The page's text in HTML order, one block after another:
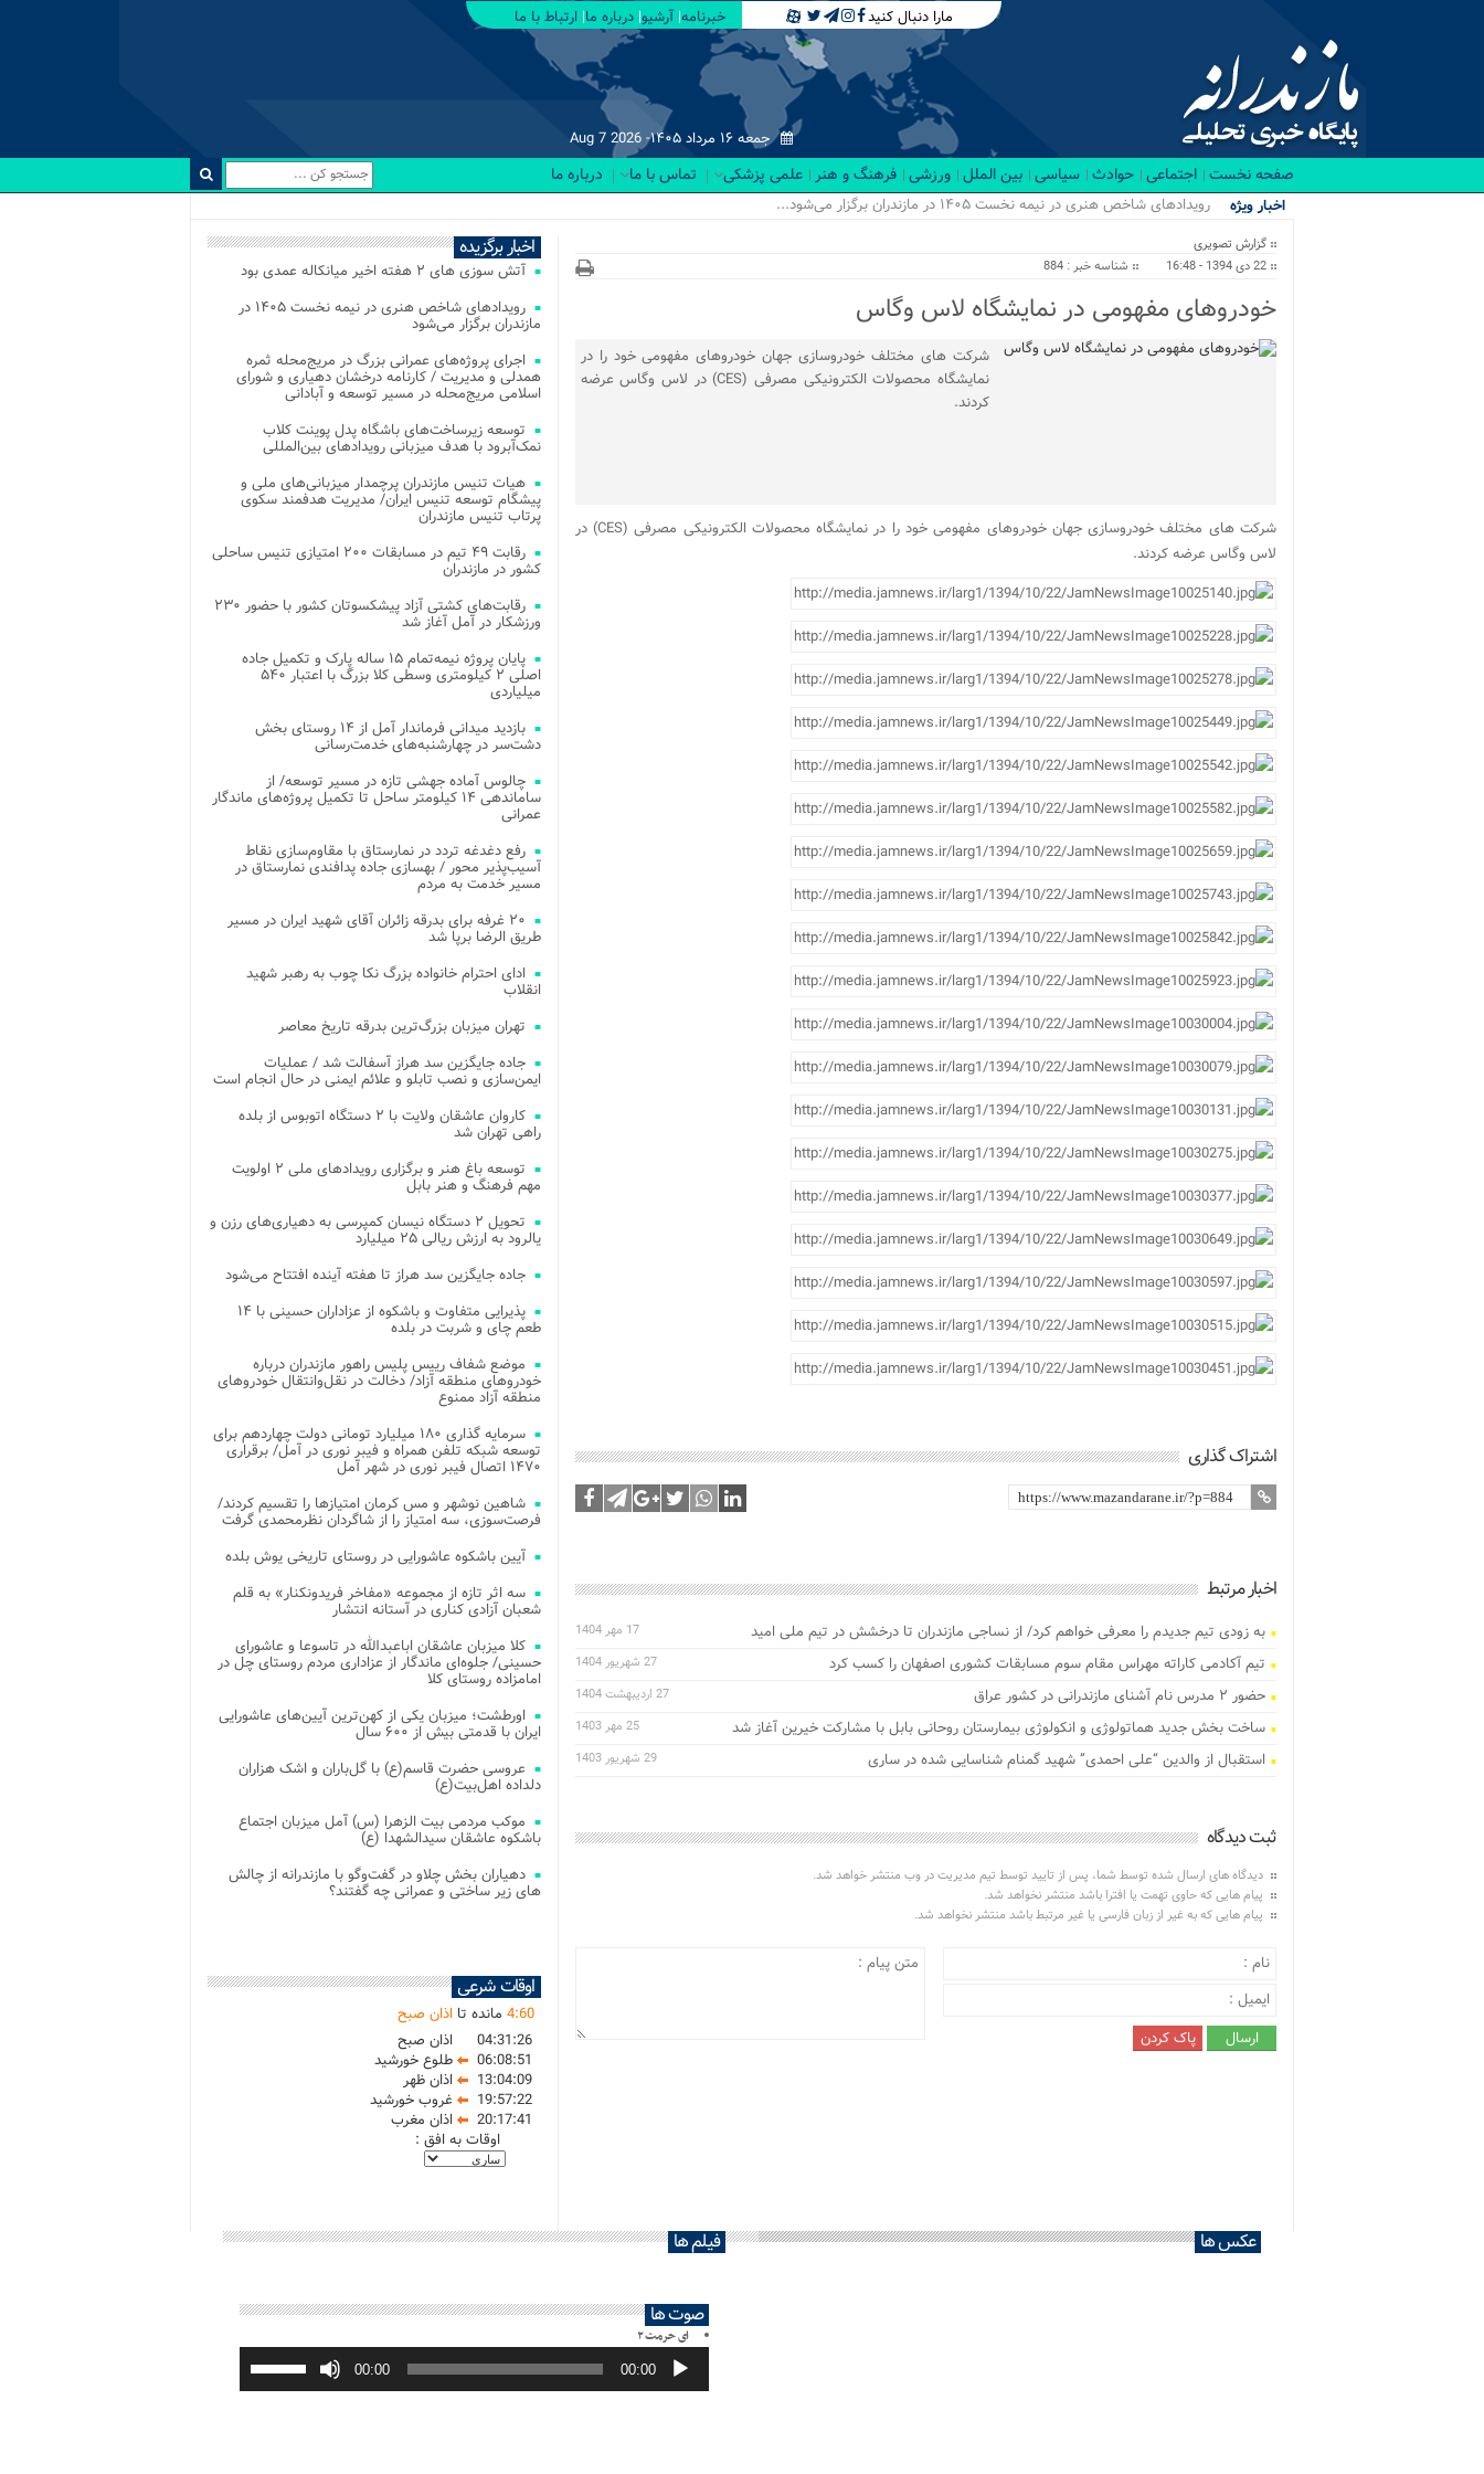
مارا دنبال کنید خبرنامه آرشیو درباره ما ارتباط با ما
جمعه ۱۶ مرداد ۱۴۰۵- Aug 7 2026
صفحه نخست اجتماعی حوادث سیاسی بین الملل ورزشی فرهنگ و هنر علمی پزشکی تماس با ما درباره ما
اخبار ویژه رویدادهای شاخص هنری در نیمه نخست ۱۴۰۵ در مازندران برگزار می‌شود...
گزارش تصویری
22 دی 1394 - 16:48
شناسه خبر : 884
خودروهای مفهومی در نمایشگاه لاس وگاس
شرکت های مختلف خودروسازی جهان خودروهای مفهومی خود را در
نمایشگاه محصولات الکترونیکی مصرفی (CES) در لاس وگاس عرضه
کردند.
شرکت های مختلف خودروسازی جهان خودروهای مفهومی خود را در نمایشگاه محصولات الکترونیکی مصرفی (CES) در
لاس وگاس عرضه کردند.
اشتراک گذاری
اخبار مرتبط
به زودی تیم جدیدم را معرفی خواهم کرد/ از نساجی مازندران تا درخشش در تیم ملی امید 17 مهر 1404
تیم آکادمی کاراته مهراس مقام سوم مسابقات کشوری اصفهان را کسب کرد 27 شهریور 1404
حضور ۲ مدرس نام آشنای مازندرانی در کشور عراق 27 اردیبهشت 1404
ساخت بخش جدید هماتولوژی و انکولوژی بیمارستان روحانی بابل با مشارکت خیرین آغاز شد 25 مهر 1403
استقبال از والدین “علی احمدی” شهید گمنام شناسایی شده در ساری 29 شهریور 1403
ثبت دیدگاه
دیدگاه های ارسال شده توسط شما، پس از تایید توسط تیم مدیریت در وب منتشر خواهد شد.
پیام هایی که حاوی تهمت یا افترا باشد منتشر نخواهد شد.
پیام هایی که به غیر از زبان فارسی یا غیر مرتبط باشد منتشر نخواهد شد.
اخبار برگزیده
آتش‌ سوزی‌ های ۲ هفته اخیر میانکاله عمدی بود
رویدادهای شاخص هنری در نیمه نخست ۱۴۰۵ در
مازندران برگزار می‌شود
اجرای پروژه‌های عمرانی بزرگ در مریج‌محله ثمره
همدلی و مدیریت / کارنامه درخشان دهیاری و شورای
اسلامی مریج‌محله در مسیر توسعه و آبادانی
توسعه زیرساخت‌های باشگاه پدل پوینت کلاب
نمک‌آبرود با هدف میزبانی رویدادهای بین‌المللی
هیات تنیس مازندران پرچمدار میزبانی‌های ملی و
پیشگام توسعه تنیس ایران/ مدیریت هدفمند سکوی
پرتاب تنیس مازندران
رقابت ۴۹ تیم در مسابقات ۲۰۰ امتیازی تنیس ساحلی
کشور در مازندران
رقابت‌های کشتی آزاد پیشکسوتان کشور با حضور ۲۳۰
ورزشکار در آمل آغاز شد
پایان پروژه نیمه‌تمام ۱۵ ساله پارک و تکمیل جاده
اصلی ۲ کیلومتری وسطی کلا بزرگ با اعتبار ۵۴۰
میلیاردی
بازدید میدانی فرماندار آمل از ۱۴ روستای بخش
دشت‌سر در چهارشنبه‌های خدمت‌رسانی
چالوس آماده جهشی تازه در مسیر توسعه/ از
ساماندهی ۱۴ کیلومتر ساحل تا تکمیل پروژه‌های ماندگار
عمرانی
رفع دغدغه تردد در نمارستاق با مقاوم‌سازی نقاط
آسیب‌پذیر محور / بهسازی جاده پدافندی نمارستاق در
مسیر خدمت به مردم
۲۰ غرفه برای بدرقه زائران آقای شهید ایران در مسیر
طریق الرضا برپا شد
ادای احترام خانواده بزرگ نکا چوب به رهبر شهید
انقلاب
تهران میزبان بزرگ‌ترین بدرقه تاریخ معاصر
جاده جایگزین سد هراز آسفالت شد / عملیات
ایمن‌سازی و نصب تابلو و علائم ایمنی در حال انجام است
کاروان عاشقان ولایت با ۲ دستگاه اتوبوس از بلده
راهی تهران شد
توسعه باغ هنر و برگزاری رویدادهای ملی ۲ اولویت
مهم فرهنگ و هنر بابل
تحویل ۲ دستگاه نیسان کمپرسی به دهیاری‌های رزن و
یالرود به ارزش ریالی ۲۵ میلیارد
جاده جایگزین سد هراز تا هفته آینده افتتاح می‌شود
پذیرایی متفاوت و باشکوه از عزاداران حسینی با ۱۴
طعم چای و شربت در بلده
موضع شفاف رییس پلیس راهور مازندران درباره
خودروهای منطقه آزاد/ دخالت در نقل‌وانتقال خودروهای
منطقه آزاد ممنوع
سرمایه گذاری ۱۸۰ میلیارد تومانی دولت چهاردهم برای
توسعه شبکه تلفن همراه و فیبر نوری در آمل/ برقراری
۱۴۷۰ اتصال فیبر نوری در شهر آمل
شاهین نوشهر و مس کرمان امتیازها را تقسیم کردند/
فرصت‌سوزی، سه امتیاز را از شاگردان نظرمحمدی گرفت
آیین باشکوه عاشورایی در روستای تاریخی یوش بلده
سه اثر تازه از مجموعه «مفاخر فریدونکنار» به قلم
شعبان آزادی کناری در آستانه انتشار
کلا میزبان عاشقان اباعبدالله در تاسوعا و عاشورای
حسینی/ جلوه‌ای ماندگار از عزاداری مردم روستای چل در
امامزاده روستای کلا
اورطشت؛ میزبان یکی از کهن‌ترین آیین‌های عاشورایی
ایران با قدمتی بیش از ۶۰۰ سال
عروسی حضرت قاسم(ع) با گل‌باران و اشک هزاران
دلداده اهل‌بیت(ع)
موکب مردمی بیت‌ الزهرا (س) آمل میزبان اجتماع
باشکوه عاشقان سیدالشهدا (ع)
دهیاران بخش چلاو در گفت‌وگو با مازندرانه از چالش
های زیر ساختی و عمرانی چه گفتند؟
اوقات شرعی
4:60 مانده تا اذان صبح
04:31:26
اذان صبح
06:08:51
طلوع خورشید
13:04:09
اذان ظهر
19:57:22
غروب خورشید
20:17:41
اذان مغرب
اوقات به افق :
عکس ها فیلم ها
صوت ها
ای حرمت ۲
پخش‌کننده
صوت 00:00
00:00
برای
افزایش
یا
صدا